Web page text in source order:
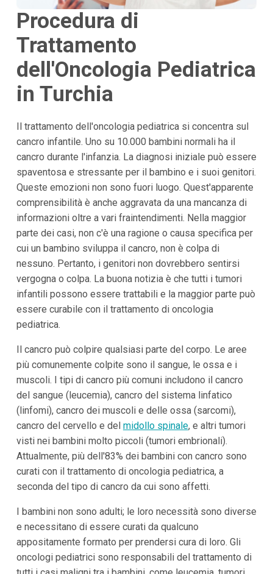
Procedura di
Trattamento
dell'Oncologia Pediatrica
in Turchia
Il trattamento dell'oncologia pediatrica si concentra sul
cancro infantile. Uno su 10.000 bambini normali ha il
cancro durante l'infanzia. La diagnosi iniziale può essere
spaventosa e stressante per il bambino e i suoi genitori.
Queste emozioni non sono fuori luogo. Quest'apparente
comprensibilità è anche aggravata da una mancanza di
informazioni oltre a vari fraintendimenti. Nella maggior
parte dei casi, non c'è una ragione o causa specifica per
cui un bambino sviluppa il cancro, non è colpa di
nessuno. Pertanto, i genitori non dovrebbero sentirsi
vergogna o colpa. La buona notizia è che tutti i tumori
infantili possono essere trattabili e la maggior parte può
essere curabile con il trattamento di oncologia
pediatrica.
Il cancro può colpire qualsiasi parte del corpo. Le aree
più comunemente colpite sono il sangue, le ossa e i
muscoli. I tipi di cancro più comuni includono il cancro
del sangue (leucemia), cancro del sistema linfatico
(linfomi), cancro dei muscoli e delle ossa (sarcomi),
cancro del cervello e del midollo spinale, e altri tumori
visti nei bambini molto piccoli (tumori embrionali).
Attualmente, più dell'83% dei bambini con cancro sono
curati con il trattamento di oncologia pediatrica, a
seconda del tipo di cancro da cui sono affetti.
I bambini non sono adulti; le loro necessità sono diverse
e necessitano di essere curati da qualcuno
appositamente formato per prendersi cura di loro. Gli
oncologi pediatrici sono responsabili del trattamento di